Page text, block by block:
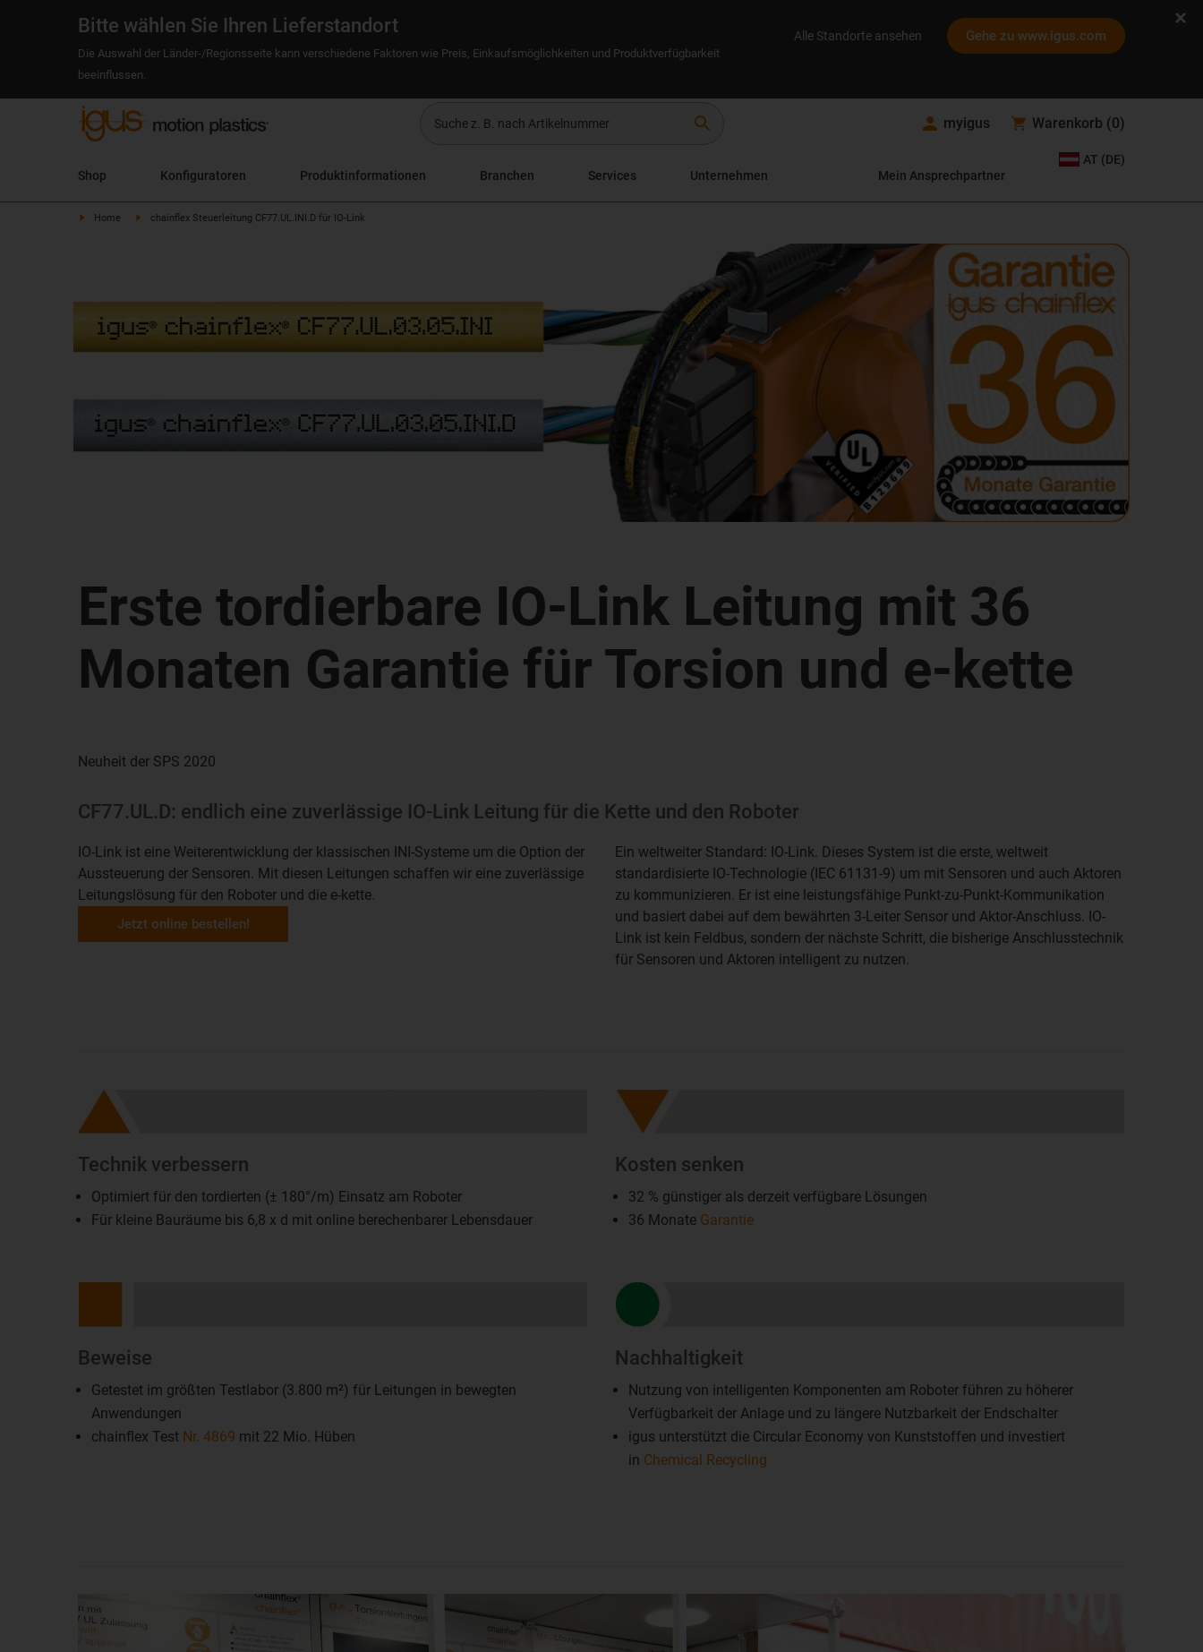
Bitte wählen Sie Ihren Lieferstandort
Die Auswahl der Länder-/Regionsseite kann verschiedene Faktoren wie Preis, Einkaufsmöglichkeiten und Produktverfügbarkeit
beeinflussen.
Alle Standorte ansehen Gehe zu www.igus.com
search myigus Warenkorb (0)
Shop Konfiguratoren Produktinformationen Branchen Services Unternehmen Mein Ansprechpartner
AT (DE)
Home chainflex Steuerleitung CF77.UL.INI.D für IO-Link
Erste tordierbare IO-Link Leitung mit 36
Monaten Garantie für Torsion und e-kette
Neuheit der SPS 2020
CF77.UL.D: endlich eine zuverlässige IO-Link Leitung für die Kette und den Roboter
IO-Link ist eine Weiterentwicklung der klassischen INI-Systeme um die Option der
Aussteuerung der Sensoren. Mit diesen Leitungen schaffen wir eine zuverlässige
Leitungslösung für den Roboter und die e-kette.
Jetzt online bestellen!
Ein weltweiter Standard: IO-Link. Dieses System ist die erste, weltweit
standardisierte IO-Technologie (IEC 61131-9) um mit Sensoren und auch Aktoren
zu kommunizieren. Er ist eine leistungsfähige Punkt-zu-Punkt-Kommunikation
und basiert dabei auf dem bewährten 3-Leiter Sensor und Aktor-Anschluss. IO-
Link ist kein Feldbus, sondern der nächste Schritt, die bisherige Anschlusstechnik
für Sensoren und Aktoren intelligent zu nutzen.
Technik verbessern
Optimiert für den tordierten (± 180°/m) Einsatz am Roboter
Für kleine Bauräume bis 6,8 x d mit online berechenbarer Lebensdauer
Kosten senken
32 % günstiger als derzeit verfügbare Lösungen
36 Monate Garantie
Beweise
Getestet im größten Testlabor (3.800 m²) für Leitungen in bewegten
Anwendungen
chainflex Test Nr. 4869 mit 22 Mio. Hüben
Nachhaltigkeit
Nutzung von intelligenten Komponenten am Roboter führen zu höherer
Verfügbarkeit der Anlage und zu längere Nutzbarkeit der Endschalter
igus unterstützt die Circular Economy von Kunststoffen und investiert
in Chemical Recycling